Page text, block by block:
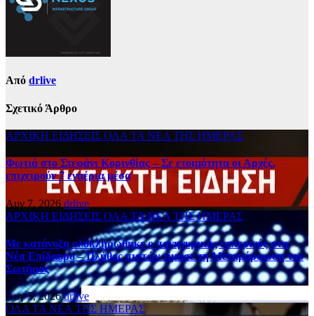
Από drlive
Σχετικό Άρθρο
ΑΡΧΙΚΗ ΕΙΔΗΣΕΙΣ ΟΛΑ ΤΑ ΝΕΑ ΤΗΣ ΗΜΕΡΑΣ
Φωτιά στο Στεφάνι Κορινθίας – Σε ετοιμότητα οι Αρχές,
επιχειρούν 7 εναέρια μέσα
Αυγ 7, 2026drlive
ΑΡΧΙΚΗ ΕΙΔΗΣΕΙΣ ΟΛΑ ΤΑ ΝΕΑ ΤΗΣ ΗΜΕΡΑΣ
Με κατάνυξη ολοκληρώθηκε ο πανηγυρικός εσπερινός στη
Νέα Επίδαυρο – Πλήθος πιστών τίμησε τη Μεταμόρφωση του
Σωτήρος
Αυγ 5, 2026drlive
ΟΛΑ ΤΑ ΝΕΑ ΤΗΣ ΗΜΕΡΑΣ